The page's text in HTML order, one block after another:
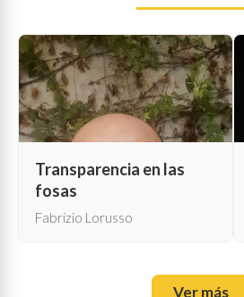
Transparencia en las
fosas
Fabrizio Lorusso
Ver más